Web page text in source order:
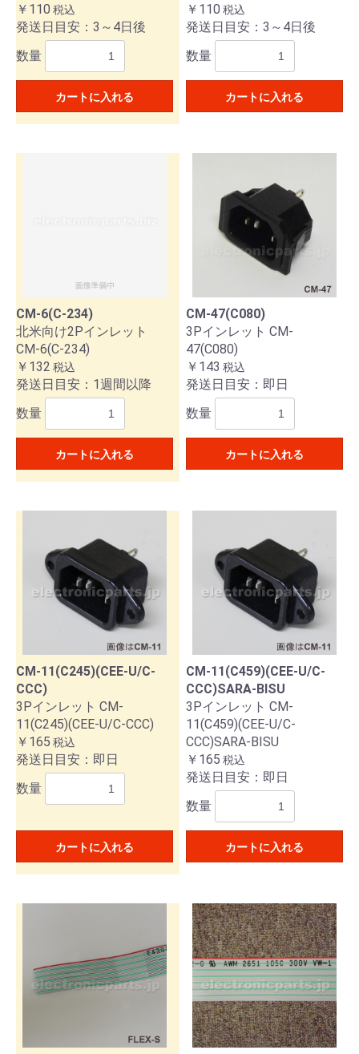
￥110 税込
発送日目安：3～4日後
数量
カートに入れる
￥110 税込
発送日目安：3～4日後
数量
カートに入れる
CM-6(C-234)
北米向け2Pインレット
CM-6(C-234)
￥132 税込
発送日目安：1週間以降
数量
カートに入れる
CM-47(C080)
3Pインレット CM-
47(C080)
￥143 税込
発送日目安：即日
数量
カートに入れる
CM-11(C245)(CEE-U/C-
CCC)
3Pインレット CM-
11(C245)(CEE-U/C-CCC)
￥165 税込
発送日目安：即日
数量
カートに入れる
CM-11(C459)(CEE-U/C-
CCC)SARA-BISU
3Pインレット CM-
11(C459)(CEE-U/C-
CCC)SARA-BISU
￥165 税込
発送日目安：即日
数量
カートに入れる